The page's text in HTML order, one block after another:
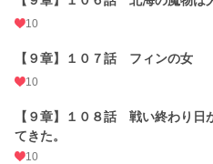
10
【９章】１０７話 フィンの女
10
【９章】１０８話 戦い終わり
てきた。
10